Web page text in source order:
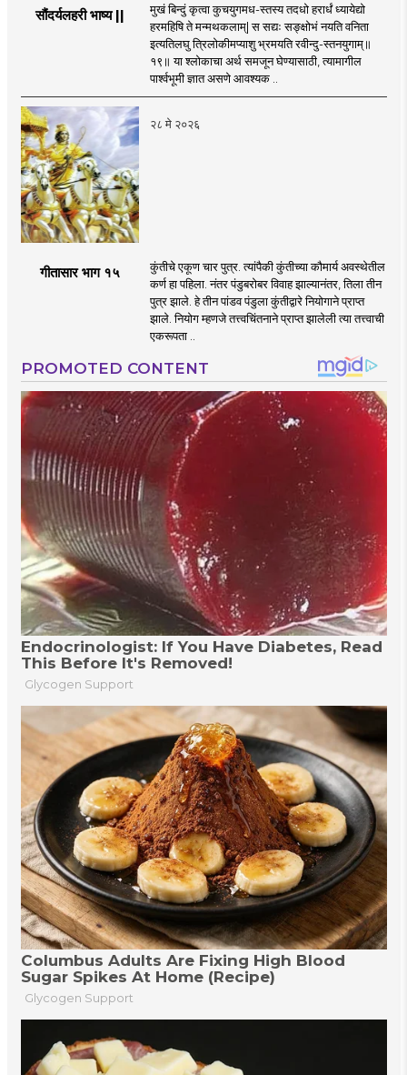
सौंदर्यलहरी भाष्य ||
मुखं बिन्दुं कृत्वा कुचयुगमध-स्तस्य तदधो हरार्धं ध्यायेद्यो
हरमहिषि ते मन्मथकलाम्| स सद्यः सङ्क्षोभं नयति वनिता
इत्यतिलघु त्रिलोकीमप्याशु भ्रमयति रवीन्दु-स्तनयुगाम्॥
१९॥ या श्लोकाचा अर्थ समजून घेण्यासाठी, त्यामागील
पार्श्वभूमी ज्ञात असणे आवश्यक ..
२८ मे २०२६
गीतासार भाग १५
कुंतीचे एकूण चार पुत्र. त्यांपैकी कुंतीच्या कौमार्य अवस्थेतील
कर्ण हा पहिला. नंतर पंडुबरोबर विवाह झाल्यानंतर, तिला तीन
पुत्र झाले. हे तीन पांडव पंडुला कुंतीद्वारे नियोगाने प्राप्त
झाले. नियोग म्हणजे तत्त्वचिंतनाने प्राप्त झालेली त्या तत्त्वाची
एकरूपता ..